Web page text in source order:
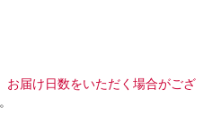
お届け日数をいただく場合がござ